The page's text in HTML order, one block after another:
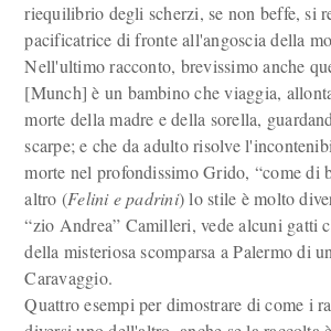
riequilibrio degli scherzi, se non beffe, si
pacificatrice di fronte all'angoscia della
Nell'ultimo racconto, brevissimo anche
[Munch] è un bambino che viaggia,
morte della madre e della sorella,
scarpe; e che da adulto risolve
morte nel profondissimo Grido, “come di
altro (Felini e padrini) lo stile è molto
“zio Andrea” Camilleri, vede alcuni gatti
della misteriosa scomparsa a Palermo di
Caravaggio.
Quattro esempi per dimostrare di come i